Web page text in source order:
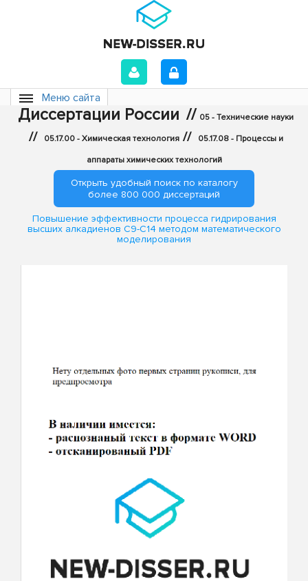
Меню сайта
Диссертации России // 05 - Технические науки
// 05.17.00 - Химическая технология // 05.17.08 - Процессы и
аппараты химических технологий
Открыть удобный поиск по каталогу
более 800 000 диссертаций
Повышение эффективности процесса гидрирования
высших алкадиенов C9-C14 методом математического
моделирования